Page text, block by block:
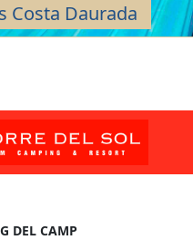
Costa Daurada
DEL CAMP